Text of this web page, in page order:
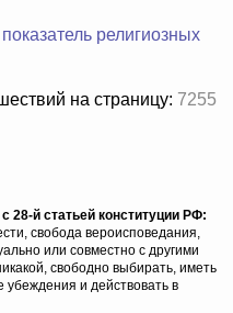
религиозных
на страницу: 7255
28-й статьей конституции РФ:
свобода вероисповедания,
или совместно с другими
свободно выбирать, иметь
и действовать в